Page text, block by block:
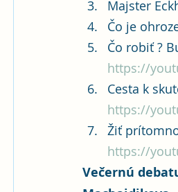
Majster
Čo je
Čo robiť ?
https://
Cesta k
https://
Žiť
https://
Večernú